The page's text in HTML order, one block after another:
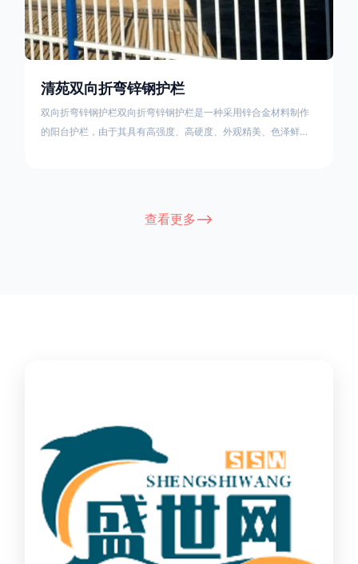
清苑双向折弯锌钢护栏
双向折弯锌钢护栏双向折弯锌钢护栏是一种采用锌合金材料制作
的阳台护栏，由于其具有高强度、高硬度、外观精美、色泽鲜艳
或者咨询厂家客服以获取更准确的信息。
查看更多-->